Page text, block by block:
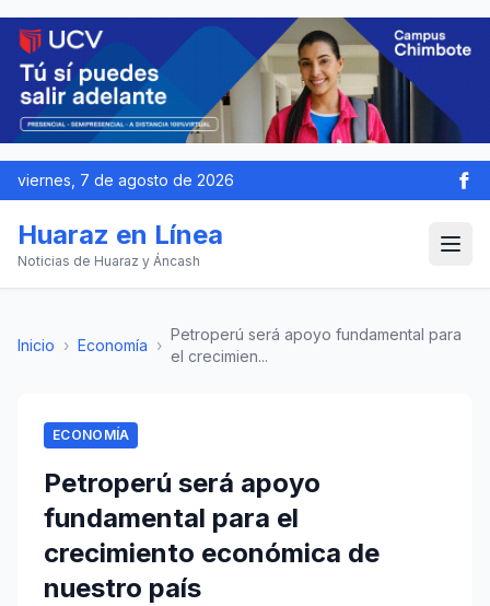
viernes, 7 de agosto de 2026
Huaraz en Línea
Noticias de Huaraz y Áncash
Inicio › Economía ›
Petroperú será apoyo fundamental para
el crecimien...
ECONOMÍA
Petroperú será apoyo
fundamental para el
crecimiento económica de
nuestro país